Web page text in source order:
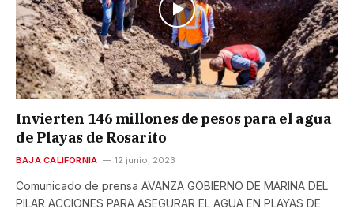
Invierten 146 millones de pesos para el agua
de Playas de Rosarito
BAJA CALIFORNIA 12 junio, 2023
Comunicado de prensa AVANZA GOBIERNO DE MARINA DEL
PILAR ACCIONES PARA ASEGURAR EL AGUA EN PLAYAS DE